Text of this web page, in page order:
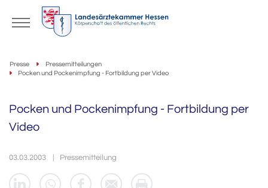
Presse
Pressemitteilungen
Pocken und Pockenimpfung - Fortbildung per Video
Pocken und Pockenimpfung - Fortbildung per
Video
03.03.2003 Pressemitteilung